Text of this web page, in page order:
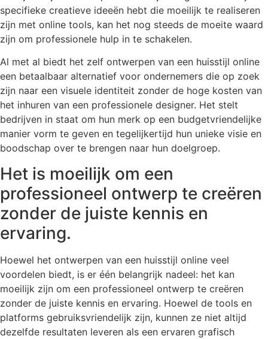
specifieke creatieve ideeën hebt die moeilijk te realiseren
zijn met online tools, kan het nog steeds de moeite waard
zijn om professionele hulp in te schakelen.
Al met al biedt het zelf ontwerpen van een huisstijl online
een betaalbaar alternatief voor ondernemers die op zoek
zijn naar een visuele identiteit zonder de hoge kosten van
het inhuren van een professionele designer. Het stelt
bedrijven in staat om hun merk op een budgetvriendelijke
manier vorm te geven en tegelijkertijd hun unieke visie en
boodschap over te brengen naar hun doelgroep.
Het is moeilijk om een
professioneel ontwerp te creëren
zonder de juiste kennis en
ervaring.
Hoewel het ontwerpen van een huisstijl online veel
voordelen biedt, is er één belangrijk nadeel: het kan
moeilijk zijn om een professioneel ontwerp te creëren
zonder de juiste kennis en ervaring. Hoewel de tools en
platforms gebruiksvriendelijk zijn, kunnen ze niet altijd
dezelfde resultaten leveren als een ervaren grafisch